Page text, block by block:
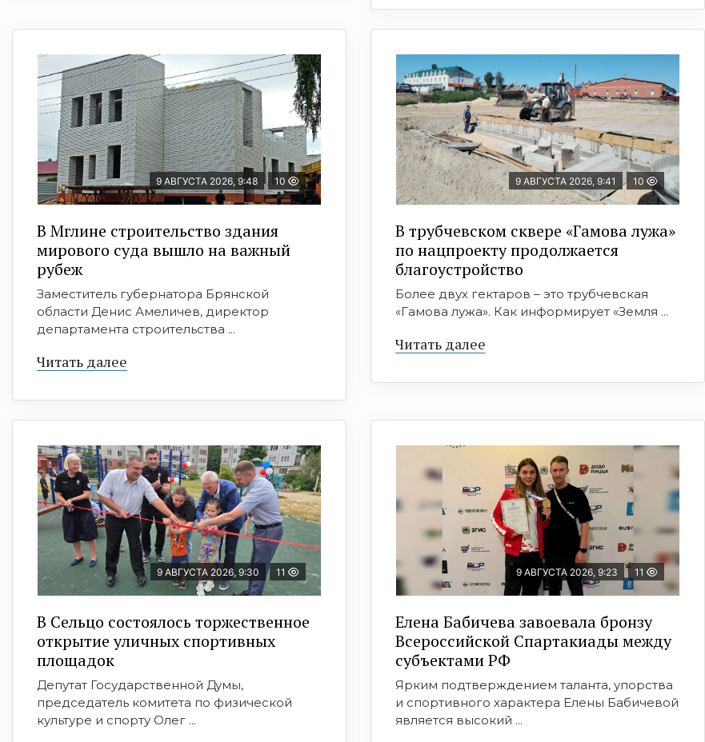
9 АВГУСТА 2026, 9:48 10
В Мглине строительство здания
мирового суда вышло на важный
рубеж
Заместитель губернатора Брянской
области Денис Амеличев, директор
департамента строительства ...
Читать далее
9 АВГУСТА 2026, 9:41 10
В трубчевском сквере «Гамова лужа»
по нацпроекту продолжается
благоустройство
Более двух гектаров – это трубчевская
«Гамова лужа». Как информирует «Земля ...
Читать далее
9 АВГУСТА 2026, 9:30 11
В Сельцо состоялось торжественное
открытие уличных спортивных
площадок
Депутат Государственной Думы,
председатель комитета по физической
культуре и спорту Олег ...
9 АВГУСТА 2026, 9:23 11
Елена Бабичева завоевала бронзу
Всероссийской Спартакиады между
субъектами РФ
Ярким подтверждением таланта, упорства
и спортивного характера Елены Бабичевой
является высокий ...